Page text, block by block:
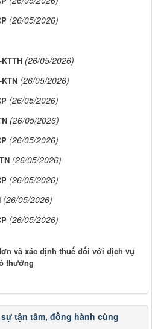
(26/05/2026)
(26/05/2026)
(26/05/2026)
(26/05/2026)
(26/05/2026)
(26/05/2026)
(26/05/2026)
(26/05/2026)
(26/05/2026)
(26/05/2026)
và xác định thuế đối với dịch vụ
thưởng
tận tâm, đồng hành cùng